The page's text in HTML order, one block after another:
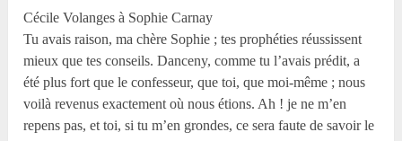
Cécile Volanges à Sophie Carnay
Tu avais raison, ma chère Sophie ; tes prophéties réussissent
mieux que tes conseils. Danceny, comme tu l’avais prédit, a
été plus fort que le confesseur, que toi, que moi-même ; nous
voilà revenus exactement où nous étions. Ah ! je ne m’en
repens pas, et toi, si tu m’en grondes, ce sera faute de savoir le